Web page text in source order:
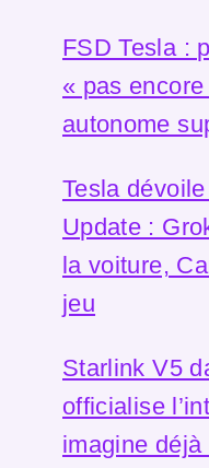
FSD Tesla :
« pas
autonome
Tesla
Update :
la voiture,
jeu
Starlink V5
officialise
imagine